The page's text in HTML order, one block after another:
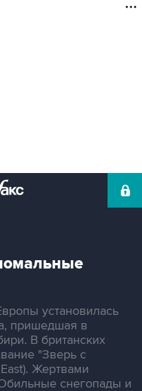
установилась
пришедшая в
В британских
"Зверь с
Жертвами
снегопады и